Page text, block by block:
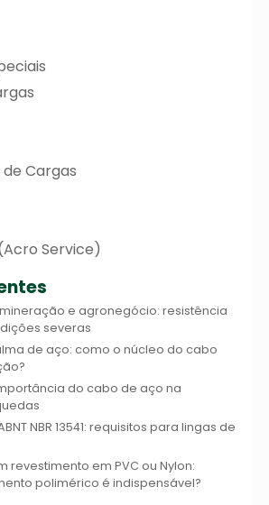
Cargas
Service)
e agronegócio: resistência
severas
de aço: como o núcleo do cabo
do cabo de aço na
NBR 13541: requisitos para lingas de
revestimento em PVC ou Nylon:
polimérico é indispensável?